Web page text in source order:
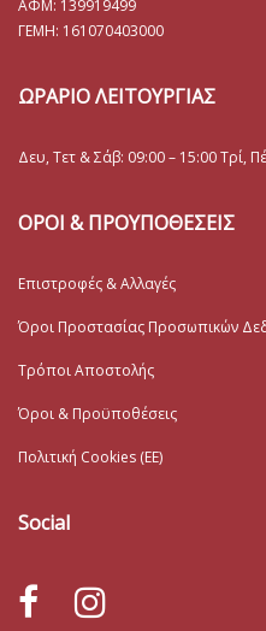
ΑΦΜ: 139919499
ΓΕΜΗ: 161070403000
ΩΡΑΡΙΟ ΛΕΙΤΟΥΡΓΙΑΣ
Δευ, Τετ & Σάβ: 09:00 – 15:00 Τρί,
ΟΡΟΙ & ΠΡΟΥΠΟΘΕΣΕΙΣ
Επιστροφές & Αλλαγές
Όροι Προστασίας Προσωπικών
Τρόποι Αποστολής
Όροι & Προϋποθέσεις
Πολιτική Cookies (ΕΕ)
Social